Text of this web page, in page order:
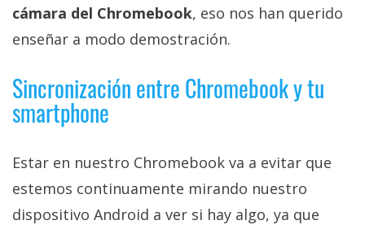
cámara del Chromebook, eso nos han querido
enseñar a modo demostración.
Sincronización entre Chromebook y tu
smartphone
Estar en nuestro Chromebook va a evitar que
estemos continuamente mirando nuestro
dispositivo Android a ver si hay algo, ya que